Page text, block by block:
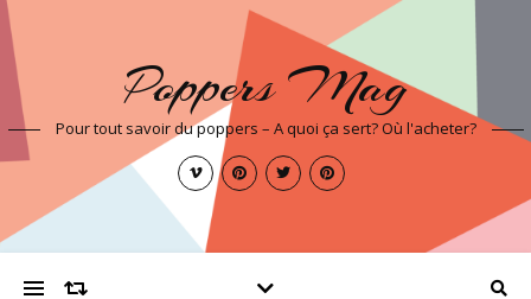
Poppers Mag
Pour tout savoir du poppers – A quoi ça sert? Où l'acheter?